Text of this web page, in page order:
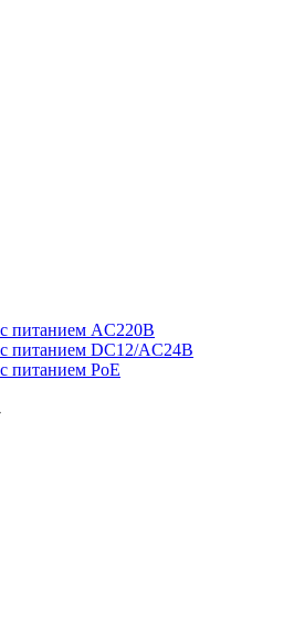
питанием AC220В
питанием DC12/AC24В
питанием PoE